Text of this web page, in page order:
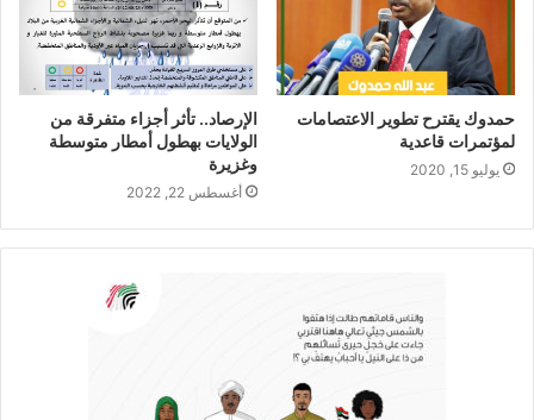
حمدوك يقترح تطوير الاعتصامات
لمؤتمرات قاعدية
يوليو 15, 2020
الإرصاد.. تأثر أجزاء متفرقة من
الولايات بهطول أمطار متوسطة
وغزيرة
أغسطس 22, 2022